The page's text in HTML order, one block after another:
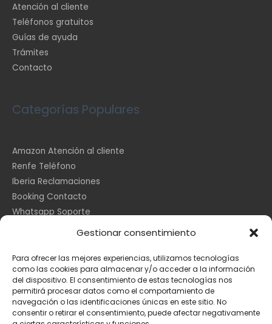
Gestionar consentimiento
Para ofrecer las mejores experiencias, utilizamos tecnologías
como las cookies para almacenar y/o acceder a la información
del dispositivo. El consentimiento de estas tecnologías nos
permitirá procesar datos como el comportamiento de
navegación o las identificaciones únicas en este sitio. No
consentir o retirar el consentimiento, puede afectar negativamente
Atención al cliente
Teléfonos gratuitos
Guías de ayuda
Trámites
Contacto
Categorías Populares
Amazon Atención al cliente
Renfe Teléfono
Iberia Reclamaciones
Booking Contacto
Whatsapp Soporte
Información Legal